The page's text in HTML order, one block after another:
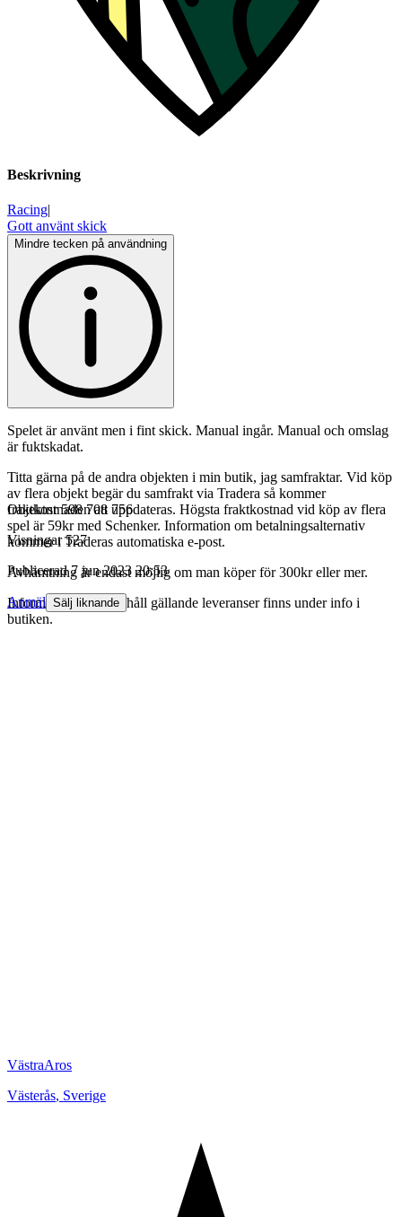
Beskrivning
Racing|
Gott använt skick
Mindre tecken på användning
Spelet är använt men i fint skick. Manual ingår. Manual och omslag
är fuktskadat.
Titta gärna på de andra objekten i min butik, jag samfraktar. Vid köp
av flera objekt begär du samfrakt via Tradera så kommer
fraktkostnaden att uppdateras. Högsta fraktkostnad vid köp av flera
spel är 59kr med Schenker. Information om betalningsalternativ
kommer i Traderas automatiska e-post.
Avhämtning är endast möjlig om man köper för 300kr eller mer.
Information om uppehåll gällande leveranser finns under info i
butiken.
Objektnr 598 708 756
Visningar 527
Publicerad 7 jun 2023 20:53
Anmäl Sälj liknande
VästraAros
Västerås, Sverige